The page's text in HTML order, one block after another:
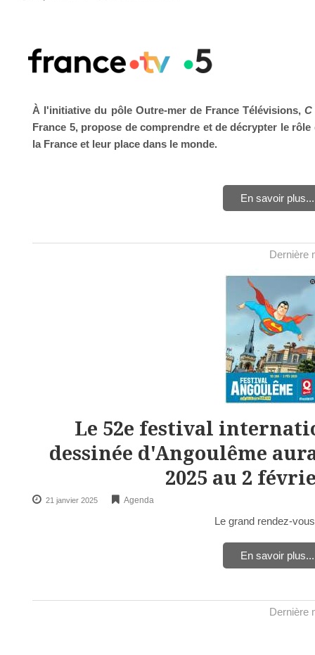
À l'initiative du pôle Outre-mer de France Télévisions,C
France 5, propose de comprendre et de décrypter le
la France et leur place dans le monde.
En savoir plus...
Dernière
Le 52e festival
dessinée d'Angoulême
2025 au 2
21 janvier 2025 Agenda
Le grand rendez-
En savoir plus...
Dernière